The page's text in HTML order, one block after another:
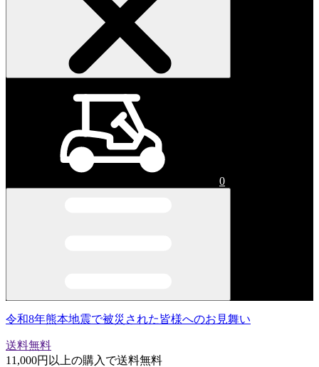
0
令和8年熊本地震で被災された皆様へのお見舞い
送料無料
11,000円以上の購入で送料無料